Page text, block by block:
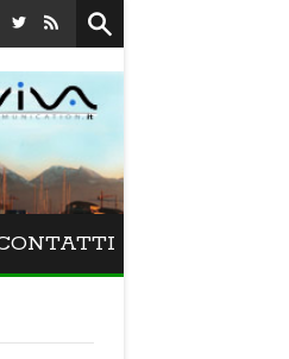
- La direttrice lucchese Beatrice